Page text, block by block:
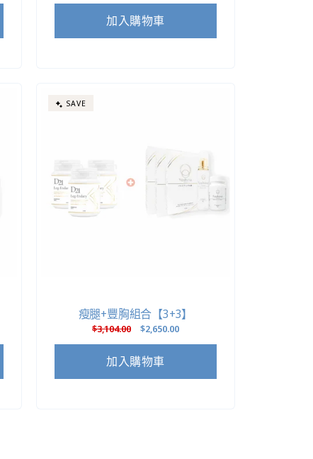
加入購物車
SAVE
瘦腿+豐胸組合【3+3】
定
$3,104.00 售
$2,650.00
加入購物車